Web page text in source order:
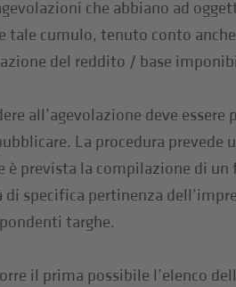
che abbiano ad
tale cumulo, tenuto conto
del reddito / base
all’agevolazione deve
La procedura
è prevista la compilazione di
specifica pertinenza
targhe.
il prima possibile l’elenco